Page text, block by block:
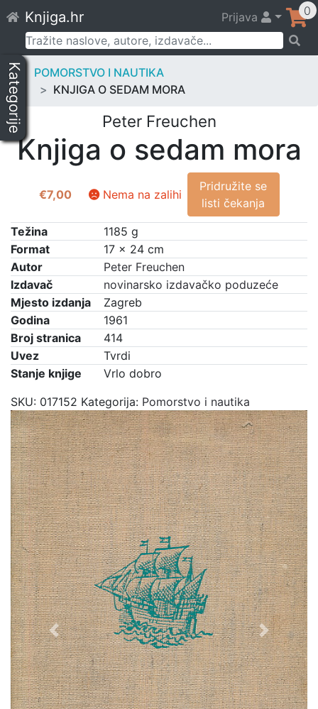
to
content
Knjiga.hr Prijava 0
Pretraži:
Kategorije
POMORSTVO I NAUTIKA
KNJIGA O SEDAM MORA
Peter Freuchen
Knjiga o sedam mora
€7,00 Nema na zalihi
Pridružite se
listi čekanja
Težina
1185 g
Format
17 × 24 cm
Autor
Peter Freuchen
Izdavač
novinarsko izdavačko poduzeće
Mjesto izdanja
Zagreb
Godina
1961
Broj stranica
414
Uvez
Tvrdi
Stanje knjige
Vrlo dobro
SKU: 017152 Kategorija: Pomorstvo i nautika
Previous Next